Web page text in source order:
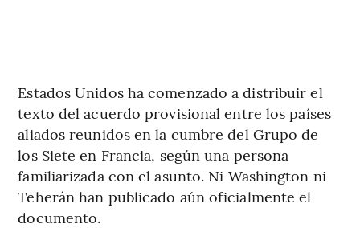
Estados Unidos ha comenzado a distribuir el
texto del acuerdo provisional entre los países
aliados reunidos en la cumbre del Grupo de
los Siete en Francia, según una persona
familiarizada con el asunto. Ni Washington ni
Teherán han publicado aún oficialmente el
documento.